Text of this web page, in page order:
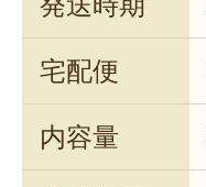
宅配便
内容量